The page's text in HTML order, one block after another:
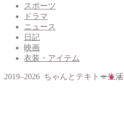
スポーツ
ドラマ
ニュース
日記
映画
衣装・アイテム
2019–2026 ちゃんとテキトー生活